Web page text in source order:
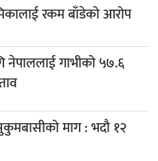
रकम बाँडेको आरोप
नेपाललाई गाभीको ५७.६
माग : भदौ १२